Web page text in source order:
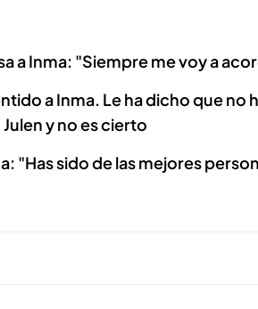
a Inma: "Siempre me voy a
a Inma. Le ha dicho que no
y no es cierto
"Has sido de las mejores